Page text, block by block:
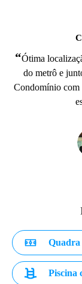
“Ótima
do metrô e
Condomínio com
Quadra
Piscina